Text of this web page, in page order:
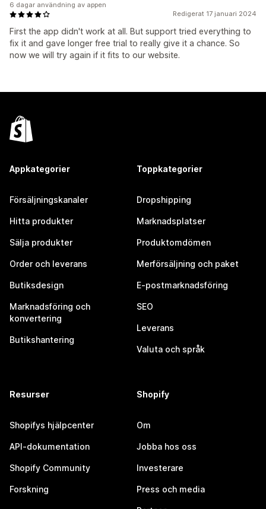
Redigerat 17 januari 2024
First the app didn't work at all. But support tried everything to
fix it and gave longer free trial to really give it a chance. So
now we will try again if it fits to our website.
6 dagar användning av appen
Appkategorier
Försäljningskanaler
Hitta produkter
Sälja produkter
Order och leverans
Butiksdesign
Marknadsföring och
konvertering
Butikshantering
Toppkategorier
Dropshipping
Marknadsplatser
Produktomdömen
Merförsäljning och paket
E-postmarknadsföring
SEO
Leverans
Valuta och språk
Resurser
Shopifys hjälpcenter
API-dokumentation
Shopify Community
Forskning
Shopify
Om
Jobba hos oss
Investerare
Press och media